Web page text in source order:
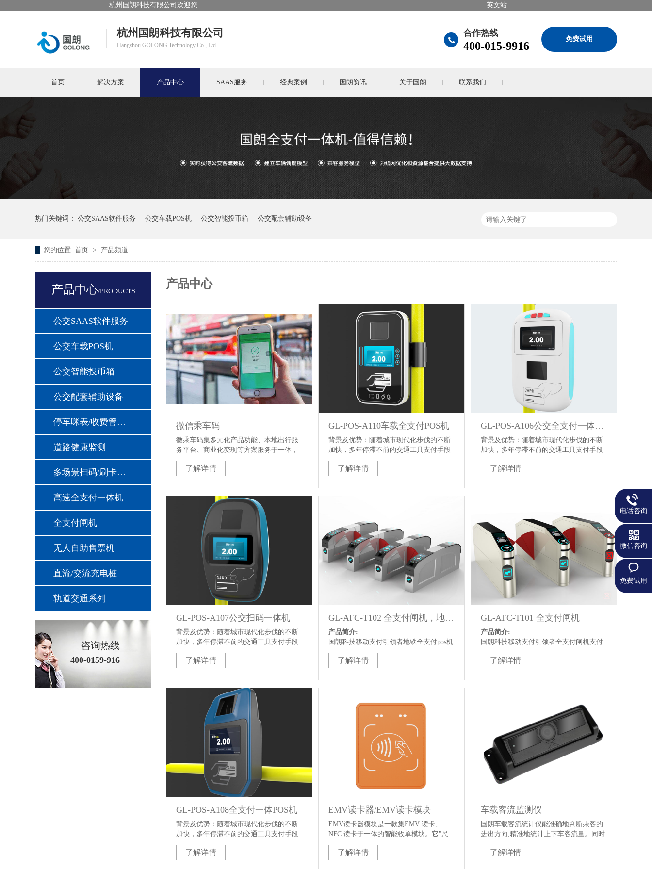
杭州国朗科技有限公司欢迎您 英文站
杭州国朗科技有限公司
Hangzhou GOLONG Technology Co., Ltd.
免费试用
合作热线
400-015-9916
首页 解决方案 产品中心 SAAS服务 经典案例 国朗资讯 关于国朗 联系我们
热门关键词： 公交SAAS软件服务 公交车载POS机 公交智能投币箱 公交配套辅助设备
您的位置: 首页 > 产品频道
产品中心/PRODUCTS
公交SAAS软件服务
公交车载POS机
公交智能投币箱
公交配套辅助设备
停车咪表/收费管理设备
道路健康监测
多场景扫码/刷卡支付模块
高速全支付一体机
全支付闸机
无人自助售票机
直流/交流充电桩
轨道交通系列
咨询热线
400-0159-916
产品中心
微信乘车码
微乘车码集多元化产品功能、本地出行服
务平台、商业化变现等方案服务于一体，
助力公交给用户提供乘车便利体验的同
时，也将用户与城市交通有效的连接起
了解详情
GL-POS-A110车载全支付POS机
背景及优势：随着城市现代化步伐的不断
加快，多年停滞不前的交通工具支付手段
和日益先进的金融支付手段之间的矛盾也
逐渐显现。在中国，各大中城市都面临着
理失控，车辆管理与运营管理系统找不到
合适解决方案的困境。国朗综合利用计算
付解决方案越来越受到城市公共交通运营
与管理者的重视和青睐。
了解详情
GL-POS-A106公交全支付一体POS机
背景及优势：随着城市现代化步伐的不断
加快，多年停滞不前的交通工具支付手段
和日益先进的金融支付手段之间的矛盾也
逐渐显现。在中国，各大中城市都面临着
理失控，车辆管理与运营管理系统找不到
合适解决方案的困境。国朗综合利用计算
公共交通运营方问题的公共交通互联网支
付解决方案越来越受到城市公共交通运营
与管理者的重视和青睐。
了解详情
GL-POS-A107公交扫码一体机
背景及优势：随着城市现代化步伐的不断
加快，多年停滞不前的交通工具支付手段
和日益先进的金融支付手段之间的矛盾也
逐渐显现。在中国，各大中城市都面临着
理失控，车辆管理与运营管理系统找不到
合适解决方案的困境。国朗综合利用计算
机、通讯、电子和互联网等先进技术解决
公共交通运营方问题的公共交通互联网支
付解决方案越来越受到城市公共交通运营
与管理者的重视和青睐。
了解详情
GL-AFC-T102 全支付闸机，地铁全支付pos机
产品简介:
国朗科技移动支付引领者地铁全支付pos机
解决方案将大客流场景的支付发挥到极致
体验，通过增加多种支付方式，来使用户
流场景提供更安全，通畅的客流通道。闸
机支付可以将支付群体引入到线上，从而
的同时，可以更加丰富以往的商业模式。
了解详情
GL-AFC-T101 全支付闸机
产品简介:
国朗科技移动支付引领者全支付闸机支付
解决方案将大客流场景的支付发挥到极致
体验，通过增加多种支付方式，来使用户
流场景提供更安全，通畅的客流通道。闸
机支付可以将支付群体引入到线上，从而
的同时，可以更加丰富以往的商业模式。
了解详情
GL-POS-A108全支付一体POS机
背景及优势：随着城市现代化步伐的不断
加快，多年停滞不前的交通工具支付手段
和日益先进的金融支付手段之间的矛盾也
逐渐显现。在中国，各大中城市都面临着
了解详情
EMV读卡器/EMV读卡模块
EMV读卡器模块是一款集EMV 读卡、
NFC 读卡于一体的智能收单模块。它"尺
寸小，功能全"可用于多种支付场景，特别
是海外支付场景，如地铁/高铁售票机、自
了解详情
车载客流监测仪
国朗车载客流统计仪能准确地判断乘客的
进出方向,精准地统计上下车客流量。同时
客流仪可通过网络接口,将客流数同步到车
载主机,并由车载主机上传平台,实现客流数
了解详情
电话咨询
微信咨询
免费试用